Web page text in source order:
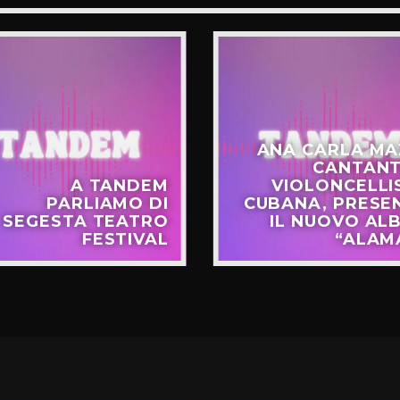
A TANDEM
PARLIAMO DI
SEGESTA TEATRO
FESTIVAL
ANA CARLA
CUBANA,
IL NUOVO